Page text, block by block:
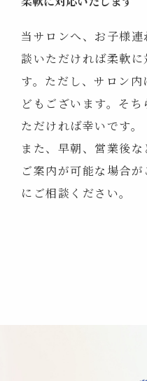
当サロンへ、お子様
談いただければ柔軟
す。ただし、サロン
どもございます。そ
ただければ幸いです。
また、早朝、営業後な
ご案内が可能な場合
にご相談ください。